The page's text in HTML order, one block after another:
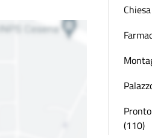
(110)